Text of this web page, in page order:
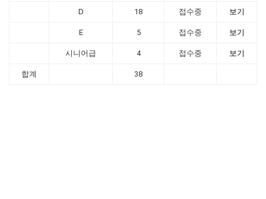
D 18 접수중 보기
E 5 접수중 보기
시니어급 4 접수중 보기
합계 38